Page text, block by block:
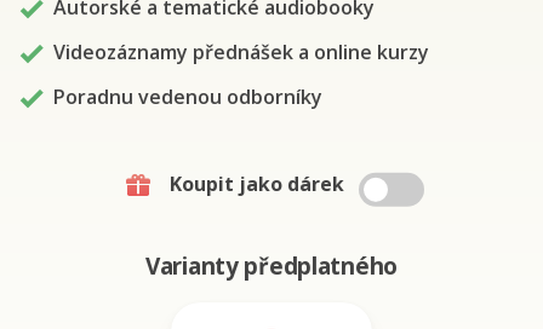
Autorské a tematické audiobooky
Videozáznamy přednášek a online kurzy
Poradnu vedenou odborníky
Koupit jako dárek
Varianty předplatného